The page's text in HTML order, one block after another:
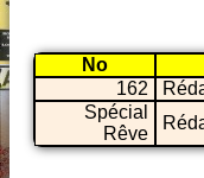
No
162
Spécial
Rêve